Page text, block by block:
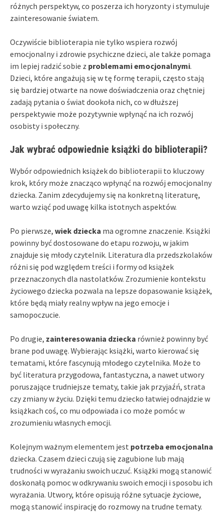
różnych perspektyw, co poszerza ich horyzonty i stymuluje
zainteresowanie światem.
Oczywiście biblioterapia nie tylko wspiera rozwój
emocjonalny i zdrowie psychiczne dzieci, ale także pomaga
im lepiej radzić sobie z problemami emocjonalnymi.
Dzieci, które angażują się w tę formę terapii, często stają
się bardziej otwarte na nowe doświadczenia oraz chętniej
zadają pytania o świat dookoła nich, co w dłuższej
perspektywie może pozytywnie wpłynąć na ich rozwój
osobisty i społeczny.
Jak wybrać odpowiednie książki do biblioterapii?
Wybór odpowiednich książek do biblioterapii to kluczowy
krok, który może znacząco wpłynąć na rozwój emocjonalny
dziecka. Zanim zdecydujemy się na konkretną literaturę,
warto wziąć pod uwagę kilka istotnych aspektów.
Po pierwsze, wiek dziecka ma ogromne znaczenie. Książki
powinny być dostosowane do etapu rozwoju, w jakim
znajduje się młody czytelnik. Literatura dla przedszkolaków
różni się pod względem treści i formy od książek
przeznaczonych dla nastolatków. Zrozumienie kontekstu
życiowego dziecka pozwala na lepsze dopasowanie książek,
które będą miały realny wpływ na jego emocje i
samopoczucie.
Po drugie, zainteresowania dziecka również powinny być
brane pod uwagę. Wybierając książki, warto kierować się
tematami, które fascynują młodego czytelnika. Może to
być literatura przygodowa, fantastyczna, a nawet utwory
poruszające trudniejsze tematy, takie jak przyjaźń, strata
czy zmiany w życiu. Dzięki temu dziecko łatwiej odnajdzie w
książkach coś, co mu odpowiada i co może pomóc w
zrozumieniu własnych emocji.
Kolejnym ważnym elementem jest potrzeba emocjonalna
dziecka. Czasem dzieci czują się zagubione lub mają
trudności w wyrażaniu swoich uczuć. Książki mogą stanowić
doskonałą pomoc w odkrywaniu swoich emocji i sposobu ich
wyrażania. Utwory, które opisują różne sytuacje życiowe,
mogą stanowić inspirację do rozmowy na trudne tematy.